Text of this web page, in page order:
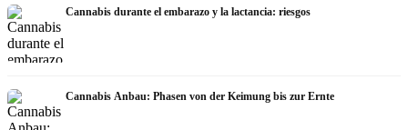
Cannabis durante el embarazo y la lactancia: riesgos
Cannabis Anbau: Phasen von der Keimung bis zur Ernte